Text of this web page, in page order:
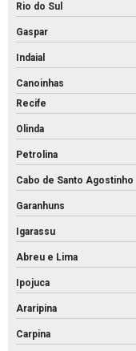
Preço de piso intertravado
Pvs artefatos de concreto
Pvs concreto preço
Pvs concreto rs
Pvs concreto
Tijolo de concreto para
Tijolo de concreto maciço
Tijolo de concreto para muro
Tijolo de concreto preço
Tijolo de concreto vazado
Tijolo de concreto
Tubo de concreto 400mm
Rio do Sul
Gaspar
Indaial
Canoinhas
Recife
Olinda
Petrolina
Cabo de Santo Agostinho
Garanhuns
Igarassu
Abreu e Lima
Ipojuca
Araripina
Carpina